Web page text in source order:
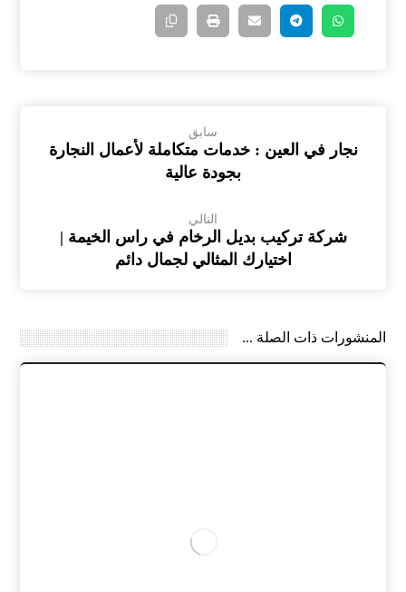
سابق
نجار في العين : خدمات متكاملة لأعمال النجارة
بجودة عالية
التالي
شركة تركيب بديل الرخام في راس الخيمة |
اختيارك المثالي لجمال دائم
المنشورات ذات الصلة ...